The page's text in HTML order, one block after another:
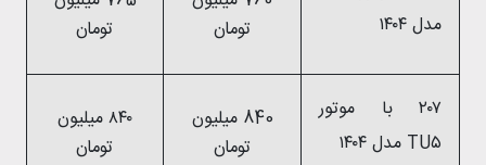
مدل ۱۴۰۴
تومان
تومان
۲۰۷ با موتور
TU۵ مدل ۱۴۰۴
840 میلیون
تومان
۸۴۰ میلیون
تومان